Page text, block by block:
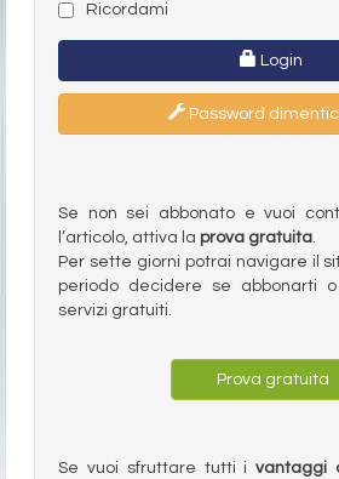
Ricordami
Login
Password
Se non sei abbonato e vuoi
l’articolo, attiva la prova gratuita.
Per sette giorni potrai navigare il
periodo decidere se abbonarti
servizi gratuiti.
Prova gratuita
Se vuoi sfruttare tutti ivantaggi